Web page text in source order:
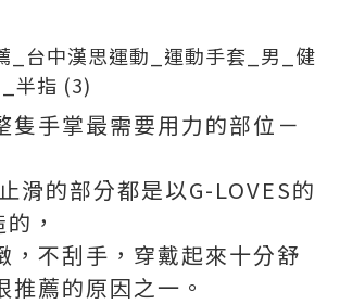
隻手掌最需要用力的部位－
滑的部分都是以G-LOVES的
，
，不刮手，穿戴起來十分舒
推薦的原因之一。